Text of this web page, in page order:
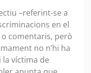
–referint-se a
en el
comentaris, però
no n’hi ha
la víctima de